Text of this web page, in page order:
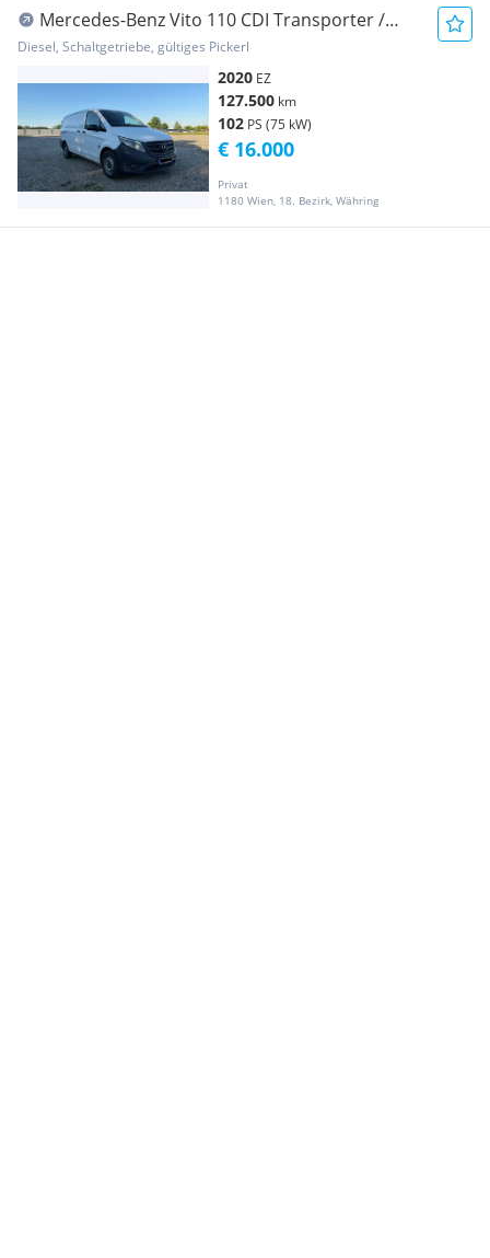
Mercedes-Benz Vito 110 CDI Transporter /
Kastenwagen
Diesel, Schaltgetriebe, gültiges Pickerl
2020 EZ
127.500 km
102 PS (75 kW)
Privat
1180 Wien, 18. Bezirk, Währing
€ 16.000